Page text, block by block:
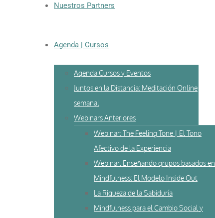
Nuestros Partners
Agenda | Cursos
Agenda Cursos y Eventos
Juntos en la Distancia: Meditación Online
semanal
Webinars Anteriores
Webinar: The Feeling Tone | El Tono
Afectivo de la Experiencia
Webinar: Enseñando grupos basados en
Mindfulness: El Modelo Inside Out
La Riqueza de la Sabiduría
Mindfulness para el Cambio Social y